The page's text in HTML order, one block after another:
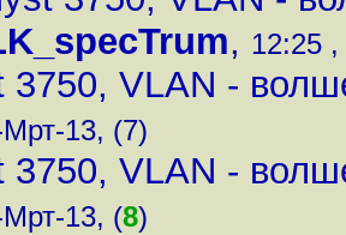
, 12:25
3750, VLAN -
13, (7)
3750, VLAN -
13, (8)